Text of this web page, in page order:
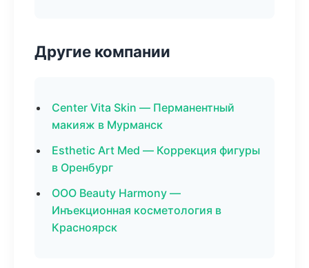
Другие компании
Center Vita Skin — Перманентный
макияж в Мурманск
Esthetic Art Med — Коррекция фигуры
в Оренбург
ООО Beauty Harmony —
Инъекционная косметология в
Красноярск